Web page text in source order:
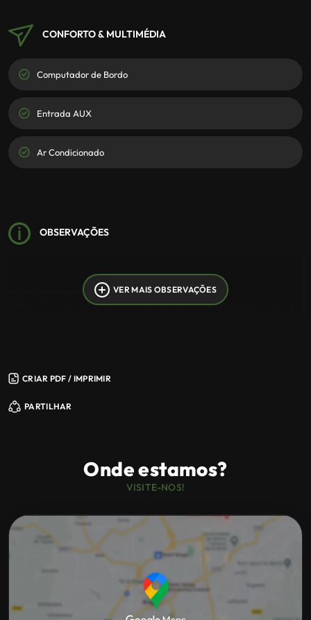
CONFORTO & MULTIMÉDIA
Computador de Bordo
Entrada AUX
Ar Condicionado
OBSERVAÇÕES
Anúncio carregado por rotina informática.
Toda a informação embora precisa, carece de confirmação junto do seu
VER MAIS OBSERVAÇÕES
CRIAR PDF / IMPRIMIR
PARTILHAR
Onde estamos?
VISITE-NOS!